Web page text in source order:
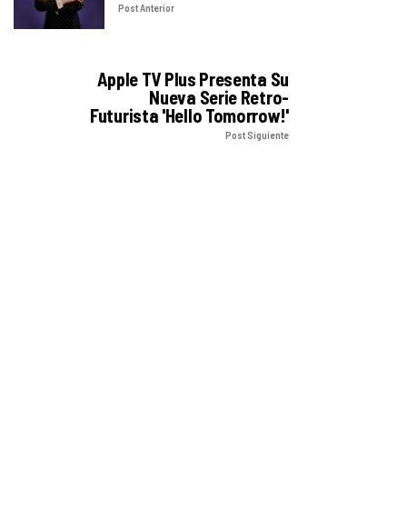
Post Anterior
Apple TV Plus Presenta Su
Nueva Serie Retro-
Futurista 'Hello Tomorrow!'
Post Siguiente